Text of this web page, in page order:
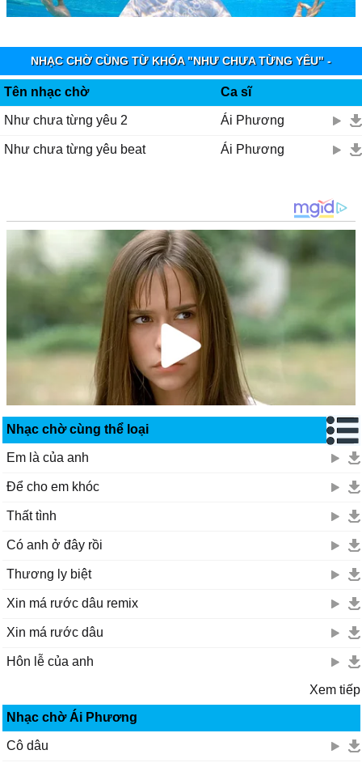
NHẠC CHỜ CÙNG TỪ KHÓA "NHƯ CHƯA TỪNG YÊU" -
VINAPHONE RINGTUNES
Tên nhạc chờ Ca sĩ
Như chưa từng yêu 2 Ái Phương
Như chưa từng yêu beat Ái Phương
Nhạc chờ cùng thể loại
Em là của anh
Để cho em khóc
Thất tình
Có anh ở đây rồi
Thương ly biệt
Xin má rước dâu remix
Xin má rước dâu
Hôn lễ của anh
Xem tiếp
Nhạc chờ Ái Phương
Cô dâu